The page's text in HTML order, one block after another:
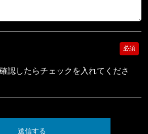
必須
認したらチェックを入れてくださ